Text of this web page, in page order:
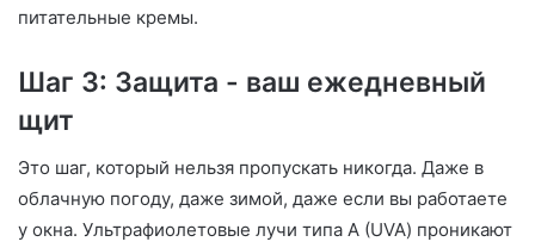
питательные кремы.
Шаг 3: Защита - ваш ежедневный
щит
Это шаг, который нельзя пропускать никогда. Даже в
облачную погоду, даже зимой, даже если вы работаете
у окна. Ультрафиолетовые лучи типа А (UVA) проникают